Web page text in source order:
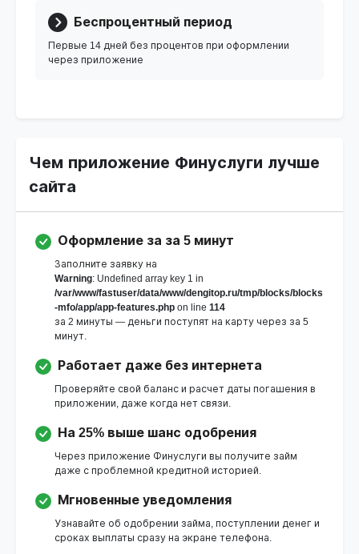
Беспроцентный период
Первые 14 дней без процентов при оформлении
через приложение
Чем приложение Финуслуги лучше
сайта
Оформление за за 5 минут
Заполните заявку на
Warning: Undefined array key 1 in
/var/www/fastuser/data/www/dengitop.ru/tmp/blocks/blocks
-mfo/app/app-features.php on line 114
за 2 минуты — деньги поступят на карту через за 5
минут.
Работает даже без интернета
Проверяйте свой баланс и расчет даты погашения в
приложении, даже когда нет связи.
На 25% выше шанс одобрения
Через приложение Финуслуги вы получите займ
даже с проблемной кредитной историей.
Мгновенные уведомления
Узнавайте об одобрении займа, поступлении денег и
сроках выплаты сразу на экране телефона.